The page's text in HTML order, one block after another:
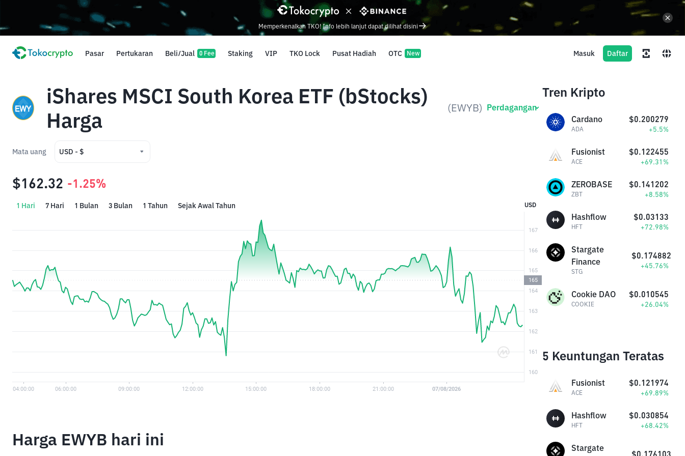
Pasar Pertukaran Beli/Jual 0 Fee Staking VIP TKO Lock Pusat Hadiah OTC New Masuk Daftar
Memperkenalkan TKO! Info lebih lanjut dapat dilihat disini
iShares MSCI South Korea ETF (bStocks)
Harga
(EWYB) Perdagangan
Mata uang USD - $
IDR - Rp
$162.32 -1.25%
1 Hari 7 Hari 1 Bulan 3 Bulan 1 Tahun Sejak Awal Tahun USD
Harga EWYB hari ini
Tren Kripto
Cardano
ADA
$0.200279
+5.5%
Fusionist
ACE
$0.122455
+69.31%
ZEROBASE
ZBT
$0.141202
+8.58%
Hashflow
HFT
$0.03133
+72.98%
Stargate
Finance
STG
$0.174882
+45.76%
Cookie DAO
COOKIE
$0.010545
+26.04%
5 Keuntungan Teratas
Fusionist
ACE
$0.121974
+69.89%
Hashflow
HFT
$0.030854
+68.42%
Stargate
$0.176103